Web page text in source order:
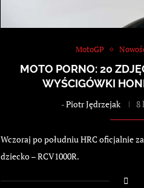
MotoGP
MOTO PORNO: 20
WYŚCIGÓWKI
-Piotr Jędrzejak 8
Wczoraj po południu HRC oficjalnie
dziecko – RCV1000R.